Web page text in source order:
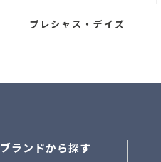
プレシャス・デイズ
ブランドから探す